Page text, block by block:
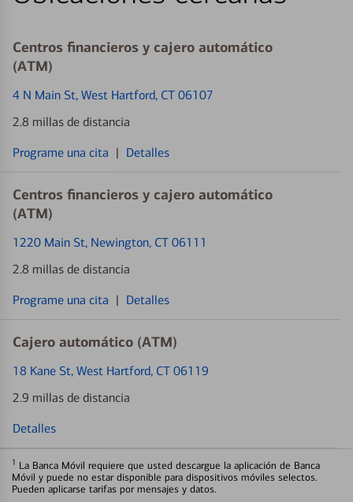
Centros financieros y cajero automático
(ATM)
4 N Main St, West Hartford, CT 06107
2.8 millas de distancia
Programe una cita | Detalles
Centros financieros y cajero automático
(ATM)
1220 Main St, Newington, CT 06111
2.8 millas de distancia
Programe una cita | Detalles
Cajero automático (ATM)
18 Kane St, West Hartford, CT 06119
2.9 millas de distancia
Detalles
1 La Banca Móvil requiere que usted descargue la aplicación de Banca
Móvil y puede no estar disponible para dispositivos móviles selectos.
Pueden aplicarse tarifas por mensajes y datos.